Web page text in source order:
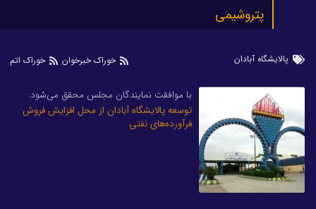
پتروشیمی
پالایشگاه آبادان خوراک خبرخوان خوراک اتم
با موافقت نمایندگان مجلس محقق می‌شود:
توسعه پالایشگاه آبادان از محل افزایش فروش
فرآورده‌های نفتی